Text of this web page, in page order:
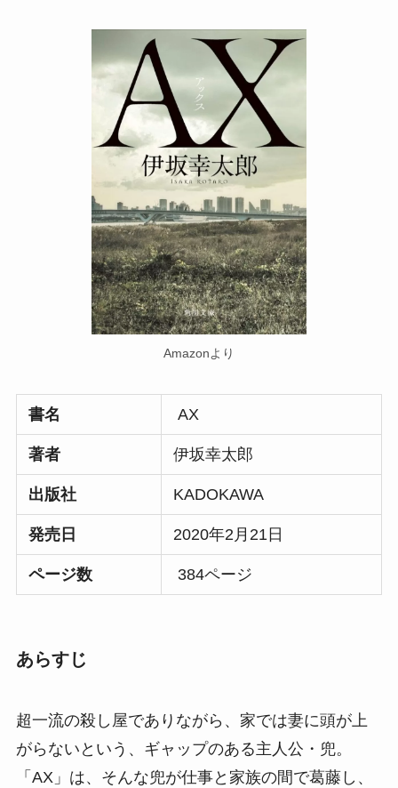
Amazonより
書名 AX
著者 伊坂幸太郎
出版社 KADOKAWA
発売日 2020年2月21日
ページ数 384ページ
あらすじ
超一流の殺し屋でありながら、家では妻に頭が上
がらないという、ギャップのある主人公・兜。
「AX」は、そんな兜が仕事と家族の間で葛藤し、